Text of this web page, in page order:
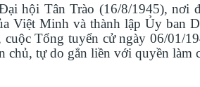
hội Tân Trào (16/8/1945), nơi
Việt Minh và thành lập Ủy ban
Tổng tuyển cử ngày 06/01/
chủ, tự do gắn liền với quyền làm